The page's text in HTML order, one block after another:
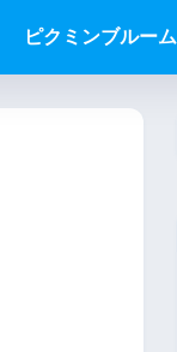
ピクミンブルーム